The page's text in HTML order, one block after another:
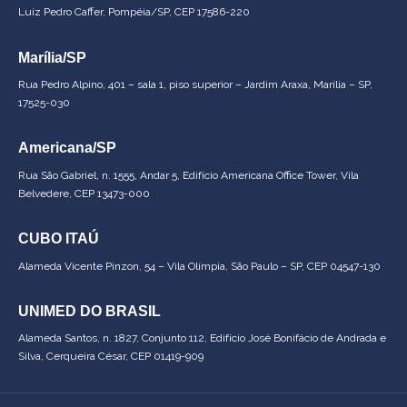
Luiz Pedro Caffer, Pompéia/SP, CEP 17586-220
Marília/SP
Rua Pedro Alpino, 401 – sala 1, piso superior – Jardim Araxa, Marília – SP,
17525-030
Americana/SP
Rua São Gabriel, n. 1555, Andar 5, Edifício Americana Office Tower, Vila
Belvedere, CEP 13473-000
CUBO ITAÚ
Alameda Vicente Pinzon, 54 – Vila Olímpia, São Paulo – SP, CEP 04547-130
UNIMED DO BRASIL
Alameda Santos, n. 1827, Conjunto 112, Edifício José Bonifácio de Andrada e
Silva, Cerqueira César, CEP 01419-909